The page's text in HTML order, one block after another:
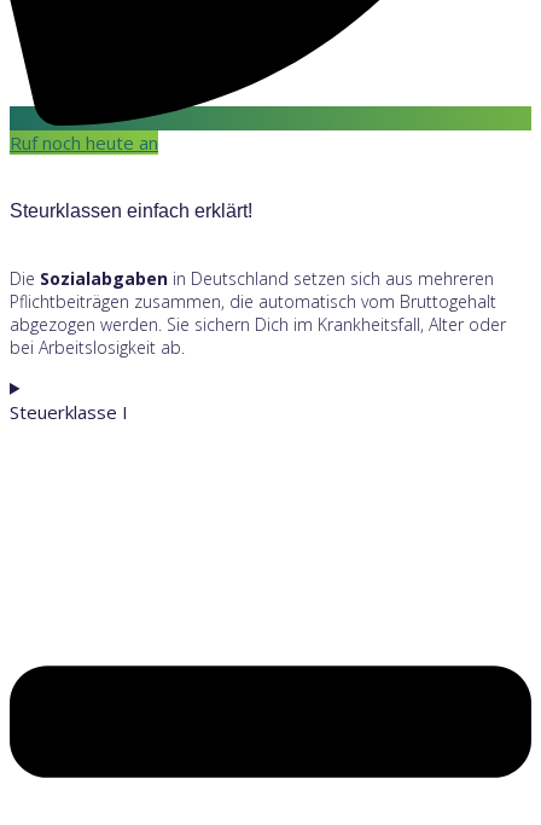
Ruf noch heute an
Steurklassen einfach erklärt!
Die Sozialabgaben in Deutschland setzen sich aus mehreren
Pflichtbeiträgen zusammen, die automatisch vom Bruttogehalt
abgezogen werden. Sie sichern Dich im Krankheitsfall, Alter oder
bei Arbeitslosigkeit ab.
Steuerklasse I